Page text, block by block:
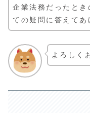
企業法務だったと
ての疑問に答えてあ
よろしく